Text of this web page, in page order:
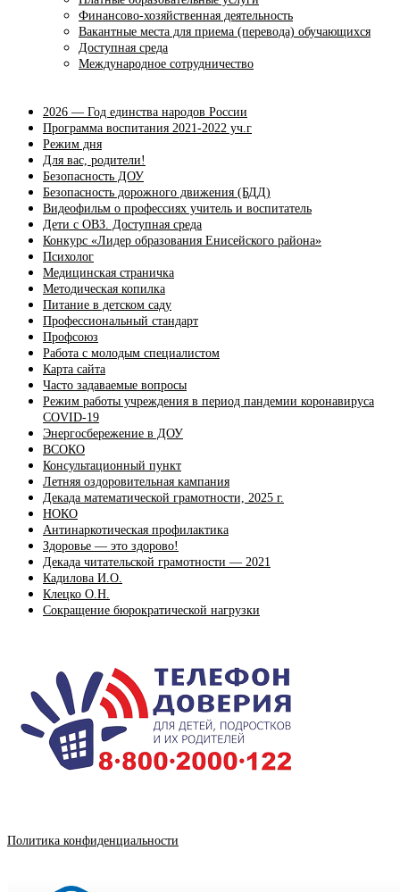
Финансово-хозяйственная деятельность
Вакантные места для приема (перевода) обучающихся
Доступная среда
Международное сотрудничество
2026 — Год единства народов России
Программа воспитания 2021-2022 уч.г
Режим дня
Для вас, родители!
Безопасность ДОУ
Безопасность дорожного движения (БДД)
Видеофильм о профессиях учитель и воспитатель
Дети с ОВЗ. Доступная среда
Конкурс «Лидер образования Енисейского района»
Психолог
Медицинская страничка
Методическая копилка
Питание в детском саду
Профессиональный стандарт
Профсоюз
Работа с молодым специалистом
Карта сайта
Часто задаваемые вопросы
Режим работы учреждения в период пандемии коронавируса
COVID-19
Энергосбережение в ДОУ
ВСОКО
Консультационный пункт
Летняя оздоровительная кампания
Декада математической грамотности, 2025 г.
НОКО
Антинаркотическая профилактика
Здоровье — это здорово!
Декада читательской грамотности — 2021
Кадилова И.О.
Клецко О.Н.
Сокращение бюрократической нагрузки
Политика конфиденциальности